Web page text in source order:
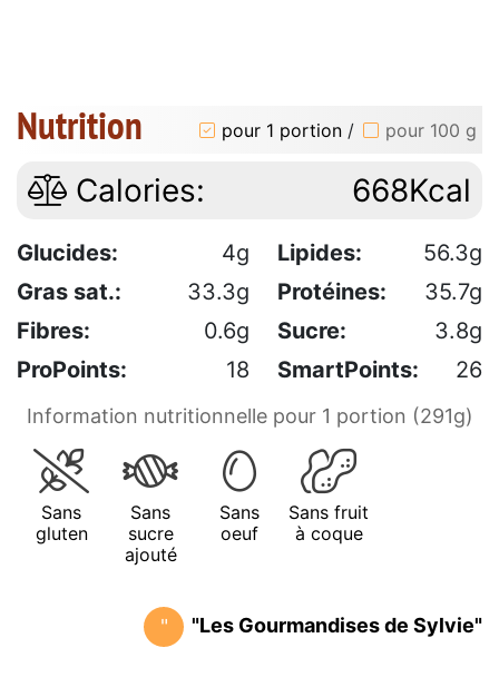
Nutrition pour 1 portion / pour 100 g
Calories: 668Kcal
Glucides: 4g Lipides:
56.3g
Gras sat.:
33.3g Protéines:
35.7g
Fibres:
0.6g Sucre:
3.8g
ProPoints:
18 SmartPoints: 26
Information nutritionnelle pour 1 portion (291g)
Sans
gluten
Sans
sucre
ajouté
Sans
oeuf
Sans fruit
à coque
" "Les Gourmandises de Sylvie"